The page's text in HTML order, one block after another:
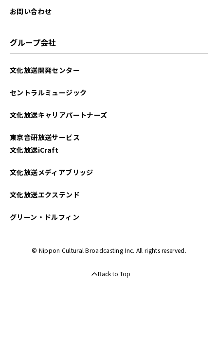
お問い合わせ
グループ会社
文化放送開発センター
セントラルミュージック
文化放送キャリアパートナーズ
東京音研放送サービス
文化放送iCraft
文化放送メディアブリッジ
文化放送エクステンド
グリーン・ドルフィン
© Nippon Cultural Broadcasting Inc. All rights reserved.
Back to Top